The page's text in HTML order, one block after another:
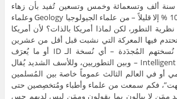
ألف وتسعمائة وخمس وتسعين تُفيد بأن زهاء
99,85 % – يعني تقريباً 100 % إلا قليلاً – من علماء الجيولوجيا Geology وعلماء
نظرية التطور، لكن لماذا أمريكا بالذات؟ لأن أمريكا
فيها المعركة التي نشبت قبل أقل من عشرين
سنة بين الخلقويين في نُسختهم المُجدَدة – أي نُسخة الـ ID أو ما يُعرَف
بالتصميم الذكي Intelligent Design – وبين التطوريين، وللأسف الشديد يُقال
أو في العالم الثالث عموماً خاصة بين المُسلمين
فكم سمعت من علماء وأطباء ومُتخصِصين حتى
مِمَن لا يبالون بما يقولون ومِمَن ليس لديهم حس